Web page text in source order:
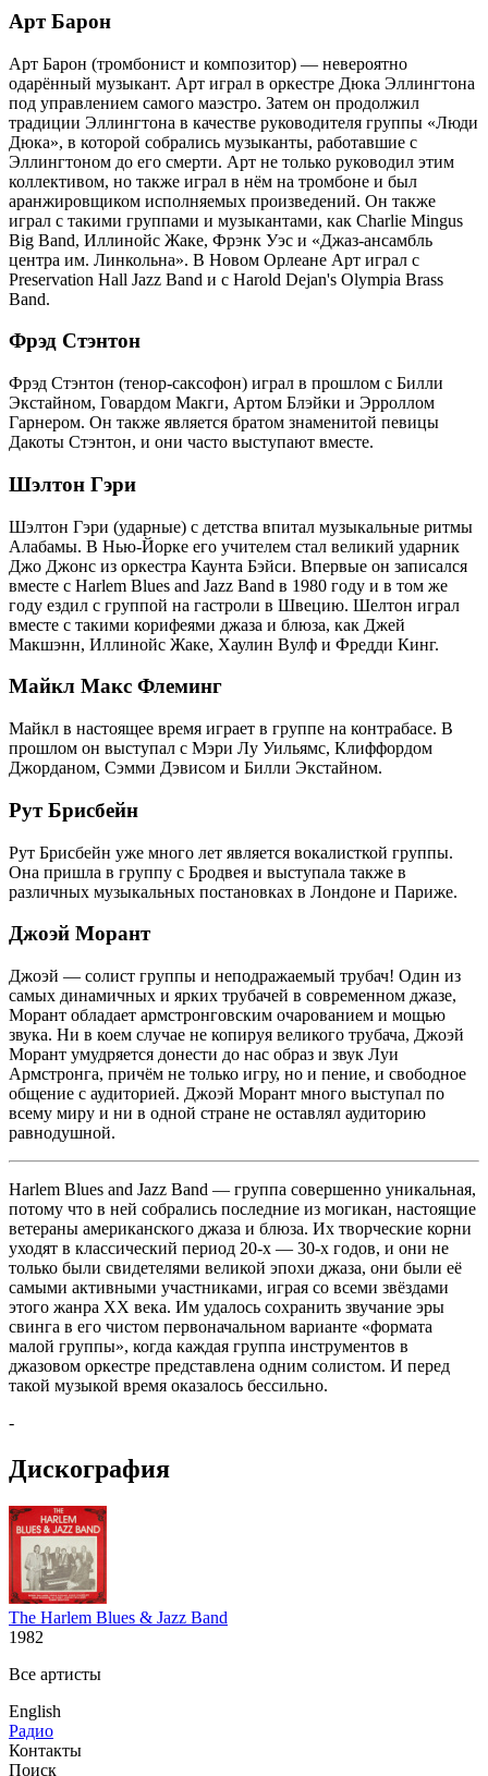
Арт Барон
Арт Барон (тромбонист и композитор) — невероятно
одарённый музыкант. Арт играл в оркестре Дюка Эллингтона
под управлением самого маэстро. Затем он продолжил
традиции Эллингтона в качестве руководителя группы «Люди
Дюка», в которой собрались музыканты, работавшие с
Эллингтоном до его смерти. Арт не только руководил этим
коллективом, но также играл в нём на тромбоне и был
аранжировщиком исполняемых произведений. Он также
играл с такими группами и музыкантами, как Charlie Mingus
Big Band, Иллинойс Жаке, Фрэнк Уэс и «Джаз-ансамбль
центра им. Линкольна». В Новом Орлеане Арт играл с
Preservation Hall Jazz Band и с Harold Dejan's Olympia Brass
Band.
Фрэд Стэнтон
Фрэд Стэнтон (тенор-саксофон) играл в прошлом с Билли
Экстайном, Говардом Макги, Артом Блэйки и Эрроллом
Гарнером. Он также является братом знаменитой певицы
Дакоты Стэнтон, и они часто выступают вместе.
Шэлтон Гэри
Шэлтон Гэри (ударные) с детства впитал музыкальные ритмы
Алабамы. В Нью-Йорке его учителем стал великий ударник
Джо Джонс из оркестра Каунта Бэйси. Впервые он записался
вместе с Harlem Blues and Jazz Band в 1980 году и в том же
году ездил с группой на гастроли в Швецию. Шелтон играл
вместе с такими корифеями джаза и блюза, как Джей
Макшэнн, Иллинойс Жаке, Хаулин Вулф и Фредди Кинг.
Майкл Макс Флеминг
Майкл в настоящее время играет в группе на контрабасе. В
прошлом он выступал с Мэри Лу Уильямс, Клиффордом
Джорданом, Сэмми Дэвисом и Билли Экстайном.
Рут Брисбейн
Рут Брисбейн уже много лет является вокалисткой группы.
Она пришла в группу с Бродвея и выступала также в
различных музыкальных постановках в Лондоне и Париже.
Джоэй Морант
Джоэй — солист группы и неподражаемый трубач! Один из
самых динамичных и ярких трубачей в современном джазе,
Морант обладает армстронговским очарованием и мощью
звука. Ни в коем случае не копируя великого трубача, Джоэй
Морант умудряется донести до нас образ и звук Луи
Армстронга, причём не только игру, но и пение, и свободное
общение с аудиторией. Джоэй Морант много выступал по
всему миру и ни в одной стране не оставлял аудиторию
равнодушной.
Harlem Blues and Jazz Band — группа совершенно уникальная,
потому что в ней собрались последние из могикан, настоящие
ветераны американского джаза и блюза. Их творческие корни
уходят в классический период 20-х — 30-х годов, и они не
только были свидетелями великой эпохи джаза, они были её
самыми активными участниками, играя со всеми звёздами
этого жанра ХХ века. Им удалось сохранить звучание эры
свинга в его чистом первоначальном варианте «формата
малой группы», когда каждая группа инструментов в
джазовом оркестре представлена одним солистом. И перед
такой музыкой время оказалось бессильно.
-
Дискография
The Harlem Blues & Jazz Band
1982
Все артисты
English
Радио
Контакты
Поиск